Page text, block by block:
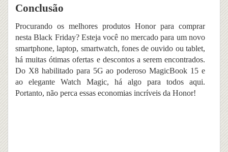
Conclusão
Procurando os melhores produtos Honor para comprar
nesta Black Friday? Esteja você no mercado para um novo
smartphone, laptop, smartwatch, fones de ouvido ou tablet,
há muitas ótimas ofertas e descontos a serem encontrados.
Do X8 habilitado para 5G ao poderoso MagicBook 15 e
ao elegante Watch Magic, há algo para todos aqui.
Portanto, não perca essas economias incríveis da Honor!